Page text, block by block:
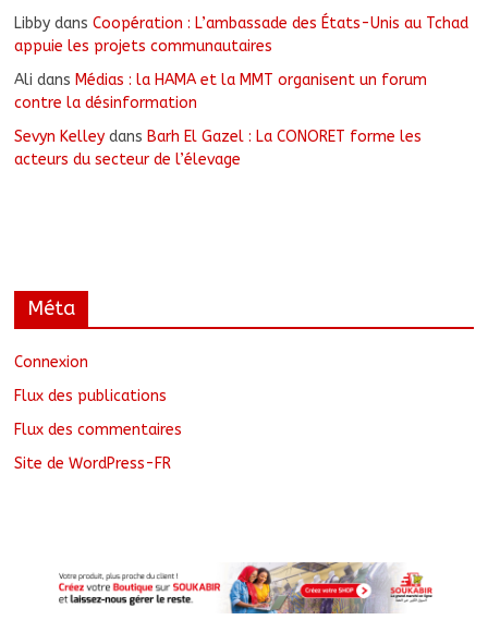
Libby dansCoopération : L’ambassade des États-Unis au Tchad
appuie les projets communautaires
Ali dans Médias : la HAMA et la MMT organisent un forum
contre la désinformation
Sevyn Kelley dans Barh El Gazel : La CONORET forme les
acteurs du secteur de l’élevage
Méta
Connexion
Flux des publications
Flux des commentaires
Site de WordPress-FR